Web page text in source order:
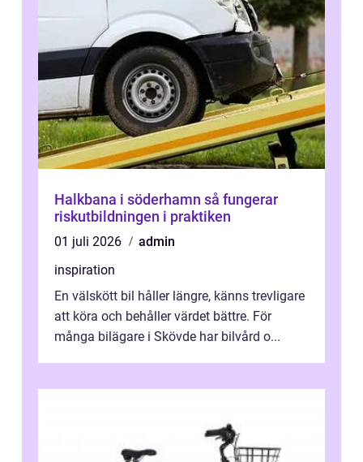
Halkbana i söderhamn så fungerar
riskutbildningen i praktiken
01 juli 2026
admin
inspiration
En välskött bil håller längre, känns trevligare
att köra och behåller värdet bättre. För
många bilägare i Skövde har bilvård o...